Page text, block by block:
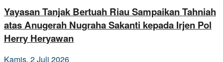
Yayasan Tanjak Bertuah Riau Sampaikan Tahniah
atas Anugerah Nugraha Sakanti kepada Irjen Pol
Herry Heryawan
Kamis, 2 Juli 2026